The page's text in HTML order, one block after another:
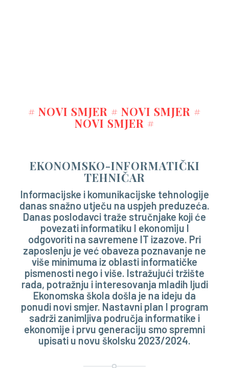
# NOVI SMJER # NOVI SMJER #
NOVI SMJER #
EKONOMSKO-INFORMATIČKI
TEHNIČAR
Informacijske i komunikacijske tehnologije
danas snažno utječu na uspjeh preduzeća.
Danas poslodavci traže stručnjake koji će
povezati informatiku I ekonomiju I
odgovoriti na savremene IT izazove. Pri
zaposlenju je već obaveza poznavanje ne
više minimuma iz oblasti informatičke
pismenosti nego i više. Istražujući tržište
rada, potražnju i interesovanja mladih ljudi
Ekonomska škola došla je na ideju da
ponudi novi smjer. Nastavni plan I program
sadrži zanimljiva područja informatike i
ekonomije i prvu generaciju smo spremni
upisati u novu školsku 2023/2024.